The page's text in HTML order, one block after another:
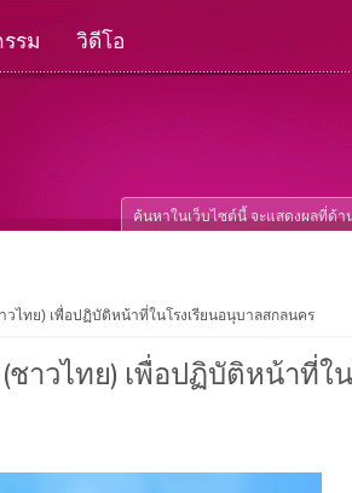
รม วิดีโอ
ไทย) เพื่อปฏิบัติหน้าที่ในโรงเรียนอนุบาลสกลนคร
าวไทย) เพื่อปฏิบัติหน้าที่ใน